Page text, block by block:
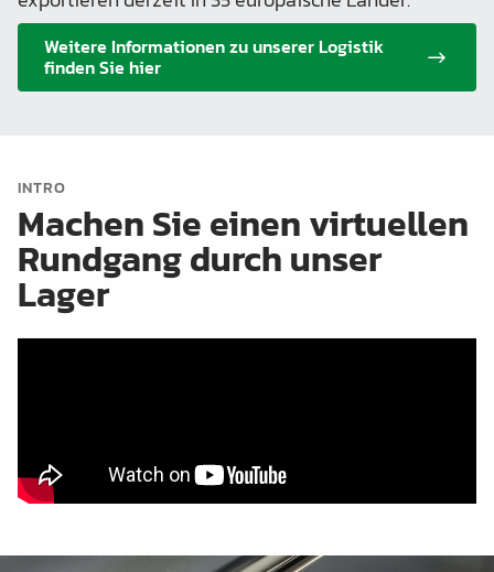
Weitere Informationen zu unserer Logistik
finden Sie hier
INTRO
Machen Sie einen virtuellen
Rundgang durch unser
Lager